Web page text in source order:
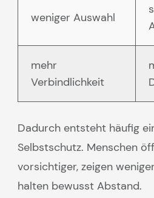
weniger Auswahl
mehr
Verbindlichkeit
Dadurch entsteht häufig
Selbstschutz. Menschen
vorsichtiger, zeigen
halten bewusst Abstand.